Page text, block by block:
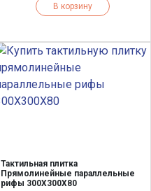
В корзину
Тактильная плитка
Прямолинейные параллельные
рифы 300Х300Х80